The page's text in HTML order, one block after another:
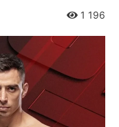
1 196